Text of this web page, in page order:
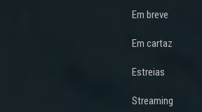
Em breve
Em cartaz
Estreias
Streaming